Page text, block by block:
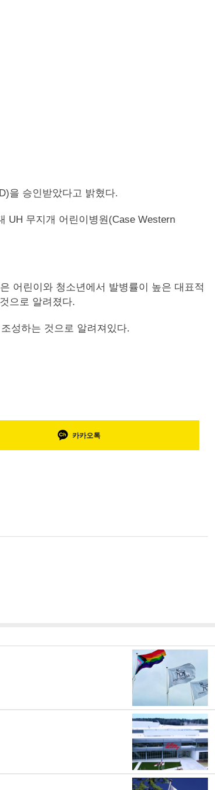
을 승인받았다고 밝혔다.
UH 무지개 어린이병원(Case Western
어린이와 청소년에서 발병률이 높은 대표적
으로 알려졌다.
성하는 것으로 알려져있다.
카카오톡